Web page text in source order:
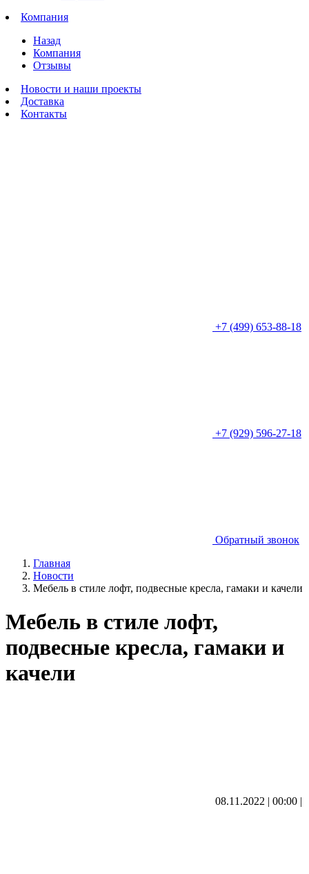
Компания
Назад
Компания
Отзывы
Новости и наши проекты
Доставка
Контакты
+7 (499) 653-88-18
+7 (929) 596-27-18
Обратный звонок
Главная
Новости
Мебель в стиле лофт, подвесные кресла, гамаки и качели
Мебель в стиле лофт,
подвесные кресла, гамаки и
качели
08.11.2022 | 00:00 |